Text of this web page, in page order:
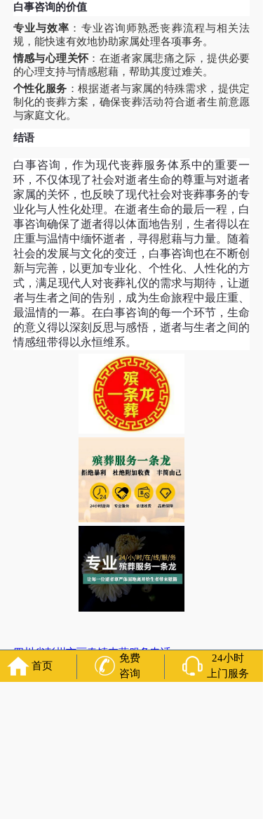
白事咨询的价值
专业与效率 ：专业咨询师熟悉丧葬流程与相关法
规，能快速有效地协助家属处理各项事务。
情感与心理关怀：在逝者家属悲痛之际，提供必要
的心理支持与情感慰藉，帮助其度过难关。
个性化服务 ：根据逝者与家属的特殊需求，提供定
制化的丧葬方案，确保丧葬活动符合逝者生前意愿
与家庭文化。
结语
白事咨询，作为现代丧葬服务体系中的重要一
环，不仅体现了社会对逝者生命的尊重与对逝者
家属的关怀，也反映了现代社会对丧葬事务的专
业化与人性化处理。在逝者生命的最后一程，白
事咨询确保了逝者得以体面地告别，生者得以在
庄重与温情中缅怀逝者，寻得慰藉与力量。随着
社会的发展与文化的变迁，白事咨询也在不断创
新与完善，以更加专业化、个性化、人性化的方
式，满足现代人对丧葬礼仪的需求与期待，让逝
者与生者之间的告别，成为生命旅程中最庄重、
最温情的一幕。在白事咨询的每一个环节，生命
的意义得以深刻反思与感悟，逝者与生者之间的
情感纽带得以永恒维系。
四川省彭州市丽春镇丧葬服务电话
上一篇: 四川省都江堰市石羊镇运送骨灰
首页
免费
咨询
24小时
上门服务